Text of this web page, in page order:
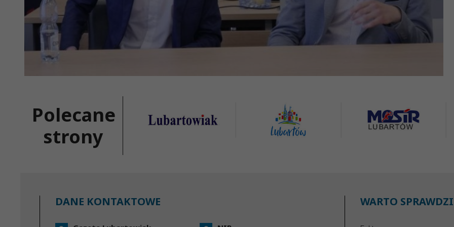
Polecane
strony
DANE KONTAKTOWE WARTO